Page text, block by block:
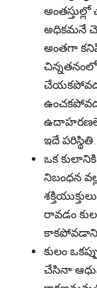
అధికమనే
అంతగా
ఉదాహరణలే.
ఇదే పరిస్థితి.
ఒక
నిబంధన
రావడం
కులం
చేసినా